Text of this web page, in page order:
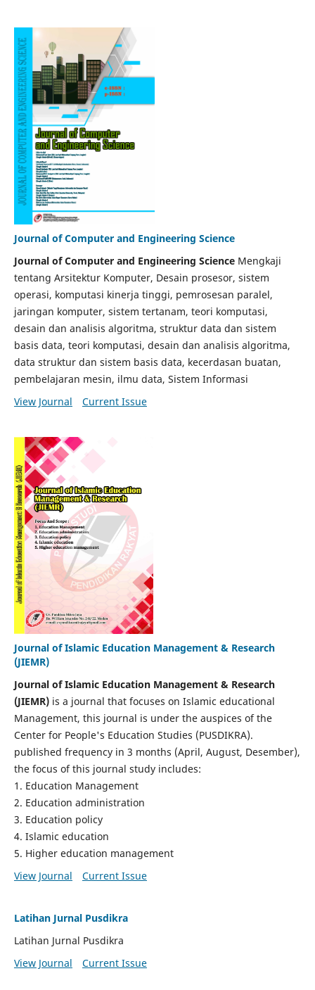
Journal of Computer and Engineering Science
Journal of Computer and Engineering ScienceMengkaji
tentang Arsitektur Komputer, Desain prosesor, sistem
operasi, komputasi kinerja tinggi, pemrosesan paralel,
jaringan komputer, sistem tertanam, teori komputasi,
desain dan analisis algoritma, struktur data dan sistem
basis data, teori komputasi, desain dan analisis algoritma,
data struktur dan sistem basis data, kecerdasan buatan,
pembelajaran mesin, ilmu data, Sistem Informasi
View Journal
Current Issue
Journal of Islamic Education Management & Research
(JIEMR)
Journal of Islamic Education Management & Research
(JIEMR)is a journal that focuses on Islamic educational
Management, this journal is under the auspices of the
Center for People's Education Studies (PUSDIKRA).
published frequency in 3 months (April, August, Desember),
the focus of this journal study includes:
1. Education Management
2. Education administration
3. Education policy
4. Islamic education
5. Higher education management
View Journal
Current Issue
Latihan Jurnal Pusdikra
Latihan Jurnal Pusdikra
View Journal
Current Issue